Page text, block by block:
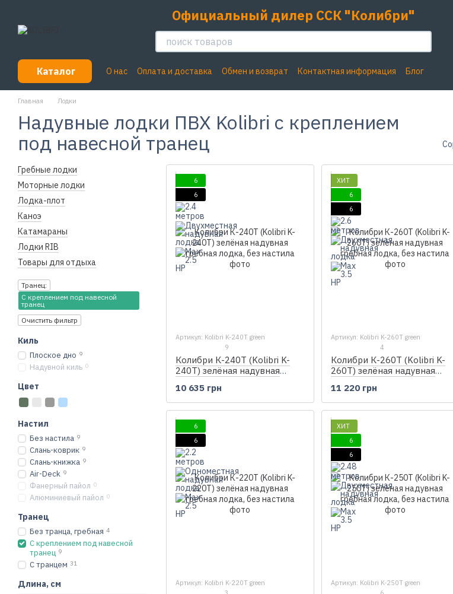
Официальный дилер ССК "Колибри"
Каталог О нас Оплата и доставка Обмен и возврат Контактная информация
Блог
Главная Лодки
Надувные лодки ПВХ Kolibri с креплением
под навесной транец
6
6
Артикул: Kolibri K-240T green
9
Колибри К-240Т (Kolibri K-
240T) зелёная надувная
10 635 грн
ХИТ
6
6
Артикул: Kolibri K-260T green
4
Колибри К-260Т (Kolibri K-
260T) зелёная надувная
11 220 грн
6
6
Артикул: Kolibri K-220T green
ХИТ
6
6
Артикул: Kolibri K-250T green
Гребные лодки
Моторные лодки
Лодка-плот
Каноэ
Катамараны
Лодки RIB
Товары для отдыха
Транец:
С креплением под навесной
транец
Очистить фильтр
Киль
Плоское дно 9
Надувной киль 0
Цвет
Настил
Без настила 9
Слань-коврик 9
Слань-книжка 9
Air-Deck 9
Фанерный пайол 0
Алюминиевый пайол 0
Транец
Без транца, гребная 4
С креплением под навесной
транец 9
С транцем 31
Длина, см